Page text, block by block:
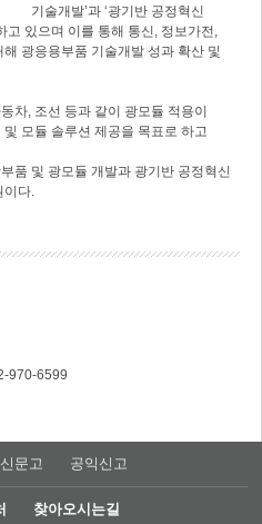
기술개발’과 ‘광기반 공정혁신
고 있으며 이를 통해 통신, 정보가전,
광응용부품 기술개발 성과 확산 및
차, 조선 등과 같이 광모듈 적용이
모듈 솔루션 제공을 목표로 하고
품 및 광모듈 개발과 광기반 공정혁신
이다.
970-6599
문고 공익신고
찾아오시는길